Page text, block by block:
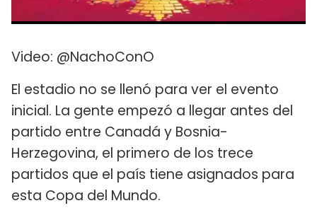
Video: @NachoConO
El estadio no se llenó para ver el evento
inicial. La gente empezó a llegar antes del
partido entre Canadá y Bosnia-
Herzegovina, el primero de los trece
partidos que el país tiene asignados para
esta Copa del Mundo.